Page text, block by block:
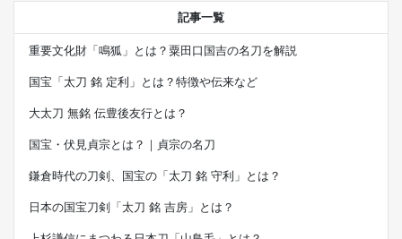
記事一覧
重要文化財「鳴狐」とは？粟田口国吉の名刀を解説
国宝「太刀 銘 定利」とは？特徴や伝来など
大太刀 無銘 伝豊後友行とは？
国宝・伏見貞宗とは？｜貞宗の名刀
鎌倉時代の刀剣、国宝の「太刀 銘 守利」とは？
日本の国宝刀剣「太刀 銘 吉房」とは？